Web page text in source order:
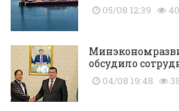
05/08 12:39 40
обсудило
04/08 19:48